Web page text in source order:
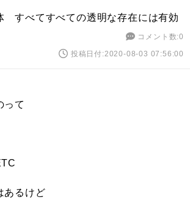
すべてすべての透明な存在には有効
コメント数:0
投稿日付:2020-08-03 07:56:00
って
あるけど